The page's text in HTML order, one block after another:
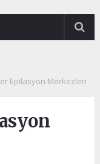
Epilasyon Merkezleri